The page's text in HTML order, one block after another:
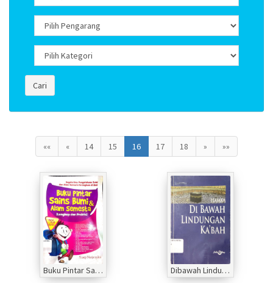
Cari
«« « 14 15 16 17 18 » »»
Buku Pintar Sains Bumi dan Alam Semesta Dibawah Lindungan Ka'bah